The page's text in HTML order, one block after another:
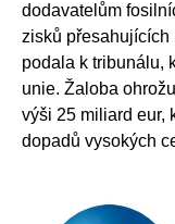
dodavatelům
zisků přesahujících
podala k tribunálu,
unie. Žaloba
výši 25 miliard eur,
dopadů vysokých